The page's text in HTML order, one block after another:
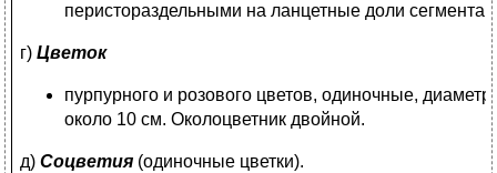
перистораздельными на ланцетные доли
г) Цветок
пурпурного и розового цветов, одиночные,
около 10 см. Околоцветник двойной.
д) Соцветия (одиночные цветки).